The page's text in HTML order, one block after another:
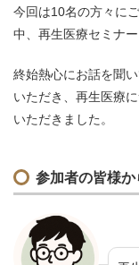
今回は10名の方々に
中、再生医療セミナ
終始熱心にお話を聞
いただき、再生医療
いただきました。
参加者の皆様か